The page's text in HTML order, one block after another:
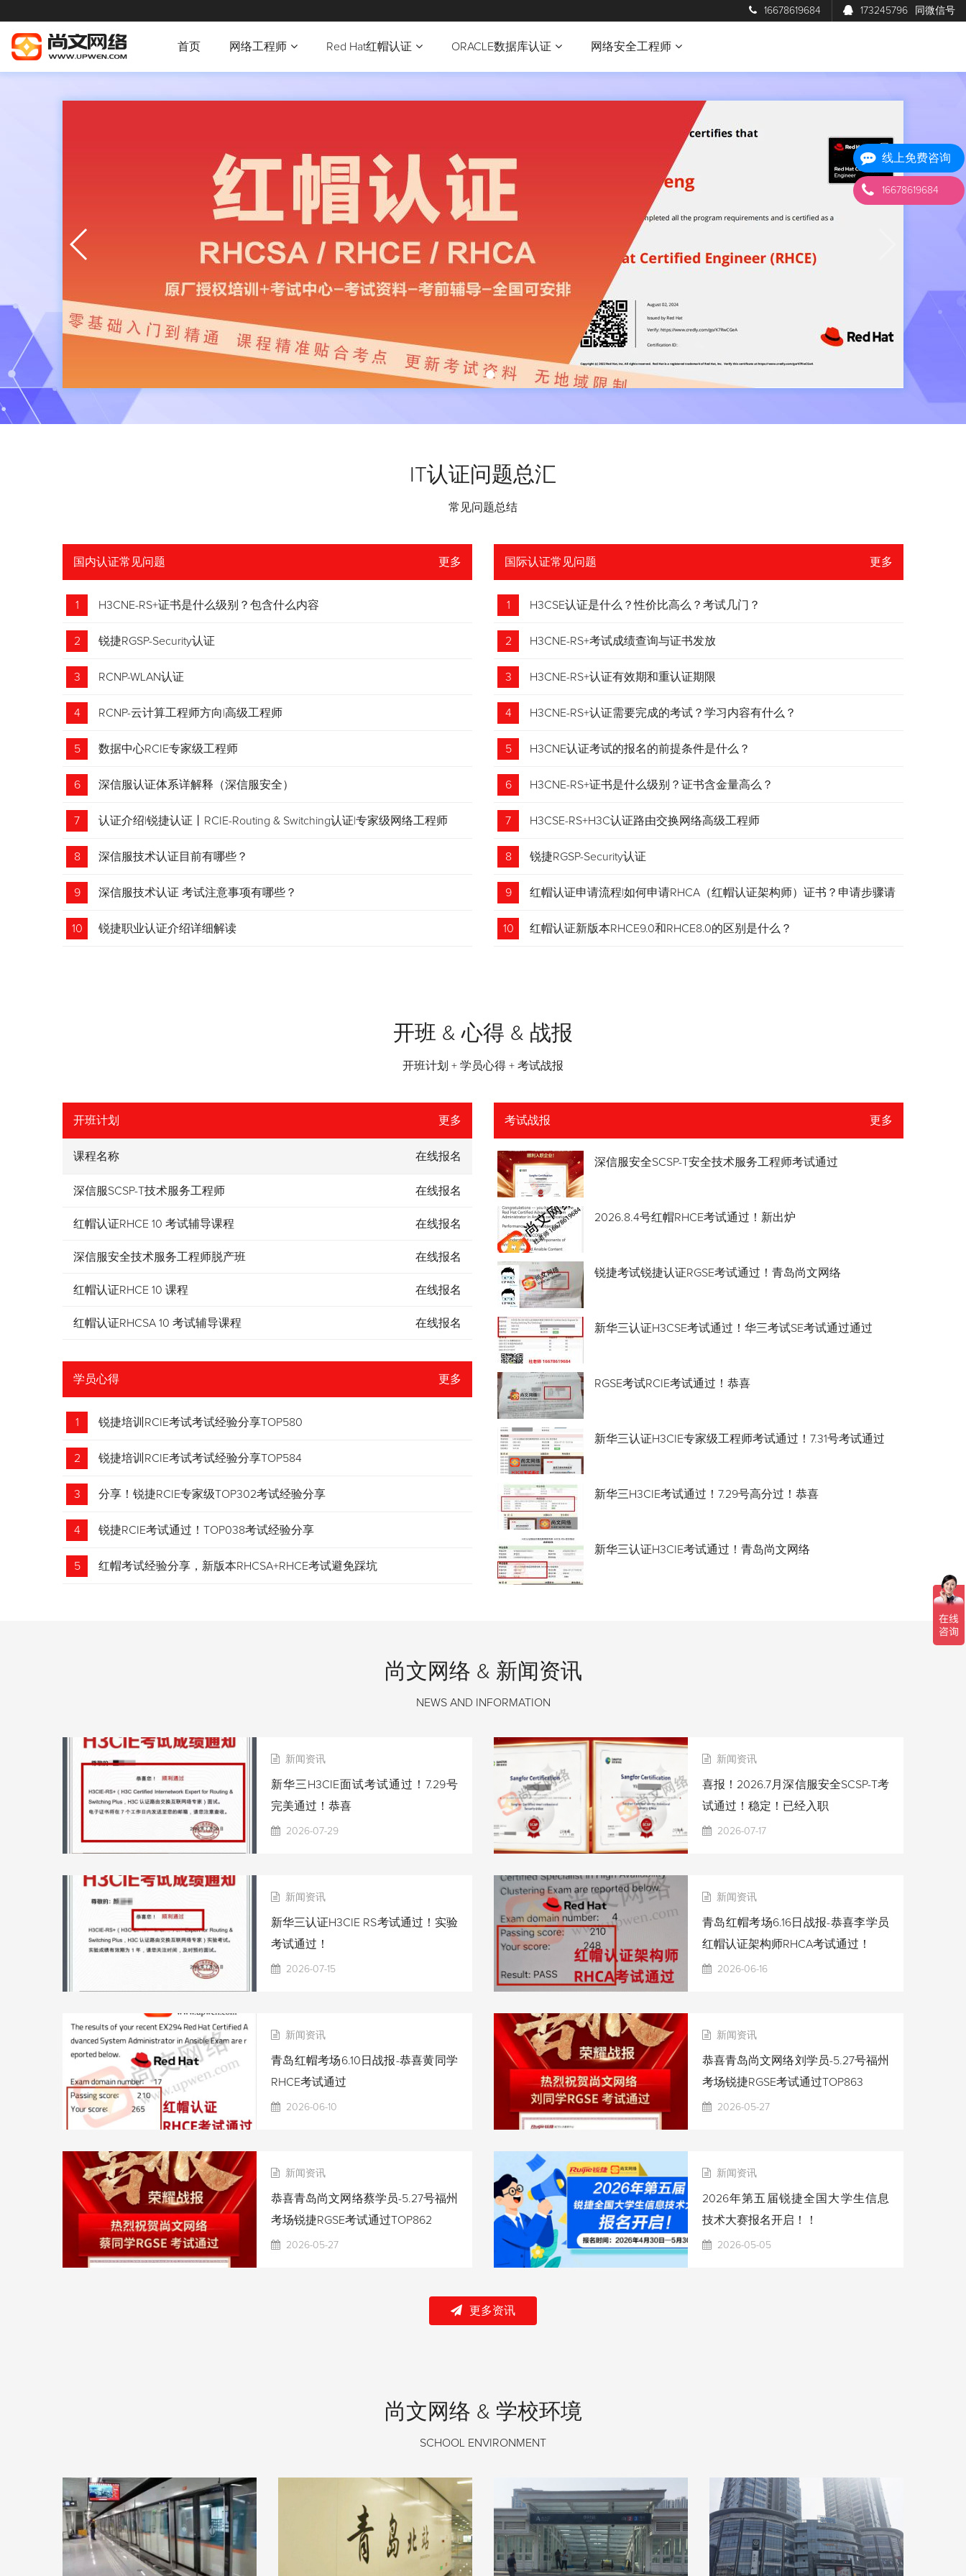
16678619684 173245796 同微信号
首页 网络工程师 Red Hat红帽认证 ORACLE数据库认证 网络安全工程师
IT认证问题总汇
常见问题总结
国内认证常见问题 更多
1 H3CNE-RS+证书是什么级别？包含什么内容
2 锐捷RGSP-Security认证
3 RCNP-WLAN认证
4 RCNP-云计算工程师方向|高级工程师
5 数据中心RCIE专家级工程师
6 深信服认证体系详解释（深信服安全）
7 认证介绍|锐捷认证丨RCIE-Routing & Switching认证|专家级网络工程师
8 深信服技术认证目前有哪些？
9 深信服技术认证 考试注意事项有哪些？
10 锐捷职业认证介绍详细解读
国际认证常见问题 更多
1 H3CSE认证是什么？性价比高么？考试几门？
2 H3CNE-RS+考试成绩查询与证书发放
3 H3CNE-RS+认证有效期和重认证期限
4 H3CNE-RS+认证需要完成的考试？学习内容有什么？
5 H3CNE认证考试的报名的前提条件是什么？
6 H3CNE-RS+证书是什么级别？证书含金量高么？
7 H3CSE-RS+H3C认证路由交换网络高级工程师
8 锐捷RGSP-Security认证
9 红帽认证申请流程|如何申请RHCA（红帽认证架构师）证书？申请步骤请
收藏！
10 红帽认证新版本RHCE9.0和RHCE8.0的区别是什么？
开班 & 心得 & 战报
开班计划 + 学员心得 + 考试战报
开班计划 更多
课程名称 在线报名
深信服SCSP-T技术服务工程师 在线报名
红帽认证RHCE 10 考试辅导课程 在线报名
深信服安全技术服务工程师脱产班 在线报名
红帽认证RHCE 10 课程 在线报名
红帽认证RHCSA 10 考试辅导课程 在线报名
学员心得 更多
1 锐捷培训RCIE考试考试经验分享TOP580
2 锐捷培训RCIE考试考试经验分享TOP584
3 分享！锐捷RCIE专家级TOP302考试经验分享
4 锐捷RCIE考试通过！TOP038考试经验分享
5 红帽考试经验分享，新版本RHCSA+RHCE考试避免踩坑
考试战报 更多
深信服安全SCSP-T安全技术服务工程师考试通过
2026.8.4号红帽RHCE考试通过！新出炉
锐捷考试锐捷认证RGSE考试通过！青岛尚文网络
新华三认证H3CSE考试通过！华三考试SE考试通过通过
RGSE考试RCIE考试通过！恭喜
新华三认证H3CIE专家级工程师考试通过！7.31号考试通过
新华三H3CIE考试通过！7.29号高分过！恭喜
新华三认证H3CIE考试通过！青岛尚文网络
尚文网络 & 新闻资讯
NEWS AND INFORMATION
新闻资讯
新华三H3CIE面试考试通过！7.29号
完美通过！恭喜
2026-07-29
新闻资讯
喜报！2026.7月深信服安全SCSP-T考
试通过！稳定！已经入职
2026-07-17
新闻资讯
新华三认证H3CIE RS考试通过！实验
考试通过！
2026-07-15
新闻资讯
青岛红帽考场6.16日战报-恭喜李学员
红帽认证架构师RHCA考试通过！
2026-06-16
新闻资讯
青岛红帽考场6.10日战报-恭喜黄同学
RHCE考试通过
2026-06-10
新闻资讯
恭喜青岛尚文网络刘学员-5.27号福州
考场锐捷RGSE考试通过TOP863
2026-05-27
新闻资讯
恭喜青岛尚文网络蔡学员-5.27号福州
考场锐捷RGSE考试通过TOP862
2026-05-27
新闻资讯
2026年第五届锐捷全国大学生信息
技术大赛报名开启！！
2026-05-05
更多资讯
尚文网络 & 学校环境
SCHOOL ENVIRONMENT
线上免费咨询
16678619684